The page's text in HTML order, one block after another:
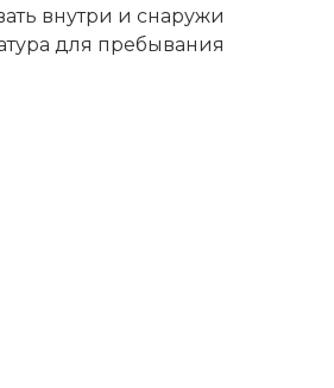
внутри и снаружи
для пребывания